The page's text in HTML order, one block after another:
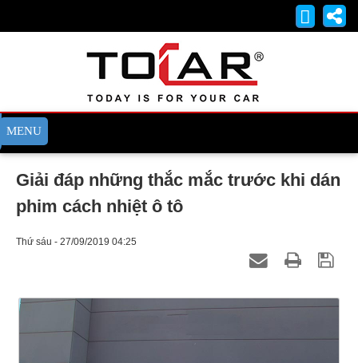
Giải đáp những thắc mắc trước khi dán
phim cách nhiệt ô tô
Thứ sáu - 27/09/2019 04:25